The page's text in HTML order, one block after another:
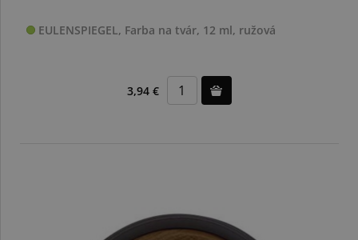
EULENSPIEGEL, Farba na tvár, 12 ml, ružová
3,94 €